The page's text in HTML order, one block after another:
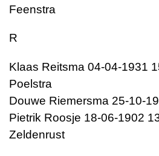
Feenstra
R
Klaas Reitsma 04-04-1931
Poelstra
Douwe Riemersma 25-10-
Pietrik Roosje 18-06-1902
Zeldenrust